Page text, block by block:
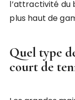
l’attractivité du
plus haut de
Quel type
court de